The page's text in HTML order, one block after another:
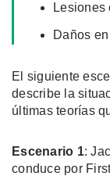
Lesiones
Daños
El siguiente
describe la
últimas teorías
Escenario 1:
conduce por